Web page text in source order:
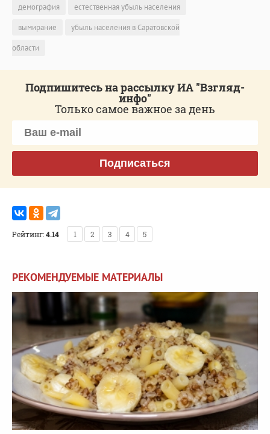
демография
естественная убыль населения
вымирание
убыль населения в Саратовской
области
Подпишитесь на рассылку ИА "Взгляд-
инфо"
Только самое важное за день
Подписаться
Рейтинг:4.14 1 2 3 4 5
РЕКОМЕНДУЕМЫЕ МАТЕРИАЛЫ